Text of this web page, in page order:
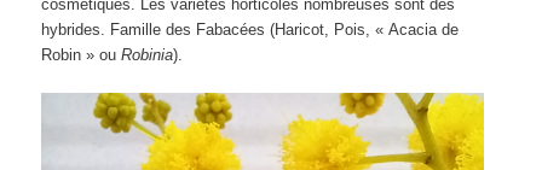
cosmétiques. Les variétés horticoles nombreuses sont des
hybrides. Famille des Fabacées (Haricot, Pois, « Acacia de
Robin » ouRobinia).